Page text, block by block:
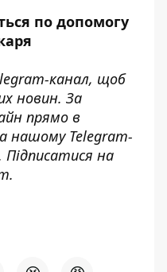
по допомогу
канал, щоб
новин. За
прямо в
нашому Telegram-
Підписатися на
.